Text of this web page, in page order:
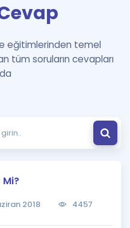
YAP
onlarca eğitim seni
Gramer
eğitimlerinden temel
tüm soruların cevapları
Mi?
2018 4457